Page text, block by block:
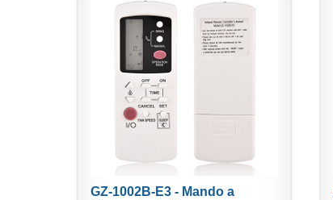
GZ-1002B-E3 - Mando a